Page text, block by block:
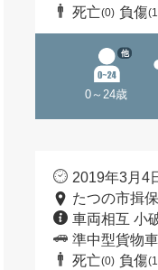
死亡(0) 負傷
0～24歳
他
2019年3月4
たつの市揖
車両相互 小
準中型貨物車
死亡(0) 負傷